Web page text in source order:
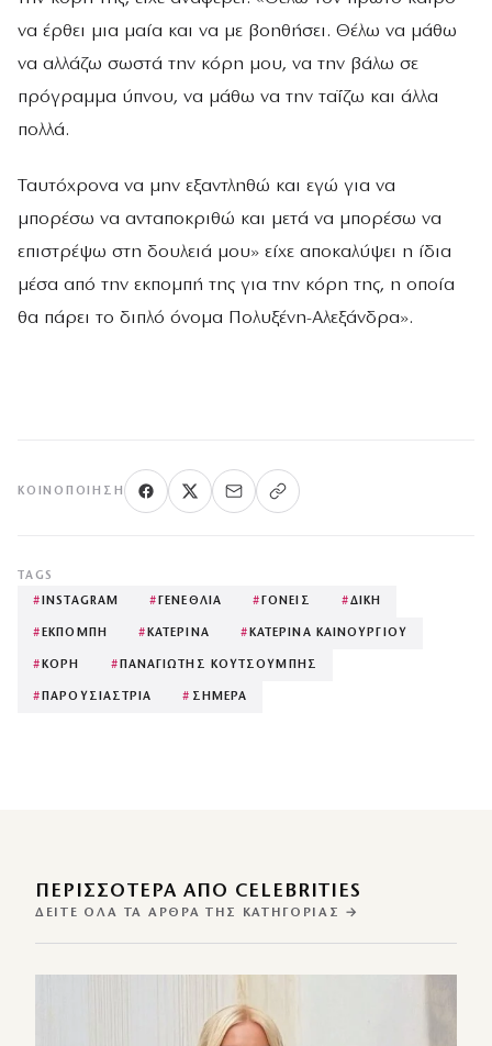
να έρθει μια μαία και να με βοηθήσει. Θέλω να μάθω
να αλλάζω σωστά την κόρη μου, να την βάλω σε
πρόγραμμα ύπνου, να μάθω να την ταΐζω και άλλα
πολλά.
Ταυτόχρονα να μην εξαντληθώ και εγώ για να
μπορέσω να ανταποκριθώ και μετά να μπορέσω να
επιστρέψω στη δουλειά μου» είχε αποκαλύψει η ίδια
μέσα από την εκπομπή της για την κόρη της, η οποία
θα πάρει το διπλό όνομα Πολυξένη-Αλεξάνδρα».
ΚΟΙΝΟΠΟΊΗΣΗ
TAGS
# INSTAGRAM # ΓΕΝΕΘΛΙΑ # ΓΟΝΕΙΣ #ΔΙΚΗ
# ΕΚΠΟΜΠΗ # ΚΑΤΕΡΙΝΑ # ΚΑΤΕΡΙΝΑ ΚΑΙΝΟΥΡΓΙΟΥ
# ΚΟΡΗ # ΠΑΝΑΓΙΩΤΗΣ ΚΟΥΤΣΟΥΜΠΗΣ
# ΠΑΡΟΥΣΙΑΣΤΡΙΑ # ΣΗΜΕΡΑ
ΠΕΡΙΣΣΌΤΕΡΑ ΑΠΌ CELEBRITIES
ΔΕΊΤΕ ΌΛΑ ΤΑ ΆΡΘΡΑ ΤΗΣ ΚΑΤΗΓΟΡΊΑΣ →